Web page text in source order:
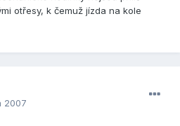
otřesy, k čemuž jízda na kole
2007